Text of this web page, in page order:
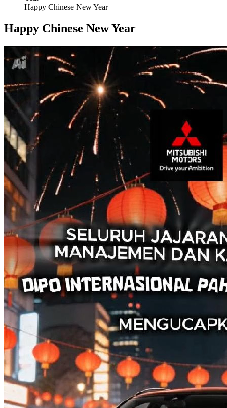
Happy Chinese New Year
Happy Chinese New Year